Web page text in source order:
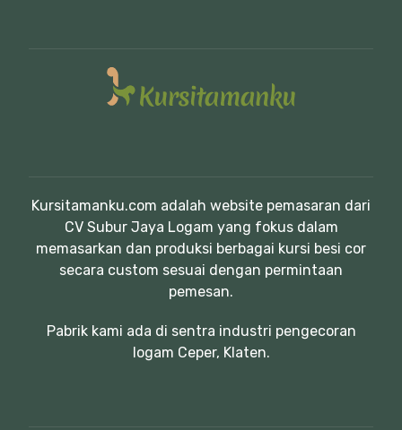
Kursitamanku.com adalah website pemasaran dari
CV Subur Jaya Logam yang fokus dalam
memasarkan dan produksi berbagai kursi besi cor
secara custom sesuai dengan permintaan
pemesan.
Pabrik kami ada di sentra industri pengecoran
logam Ceper, Klaten.